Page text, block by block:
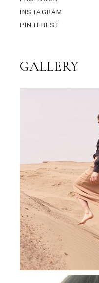
INSTAGRAM
PINTEREST
GALLERY